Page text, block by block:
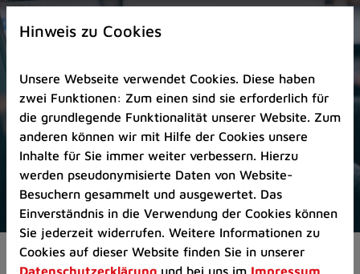
Zur
Startseite
Zum
Seitenanfang
springen
(Schnelltaste
A)
Zur
Navigation/Menü
springen
(Schnelltaste
M)
Pressemeldungen
Hinweis zu Cookies
Unsere Webseite verwendet Cookies. Diese haben
zwei Funktionen: Zum einen sind sie erforderlich für
die grundlegende Funktionalität unserer Website. Zum
anderen können wir mit Hilfe der Cookies unsere
Inhalte für Sie immer weiter verbessern. Hierzu
werden pseudonymisierte Daten von Website-
Besuchern gesammelt und ausgewertet. Das
Einverständnis in die Verwendung der Cookies können
Sie jederzeit widerrufen. Weitere Informationen zu
Cookies auf dieser Website finden Sie in unserer
Datenschutzerklärung und bei uns im Impressum.